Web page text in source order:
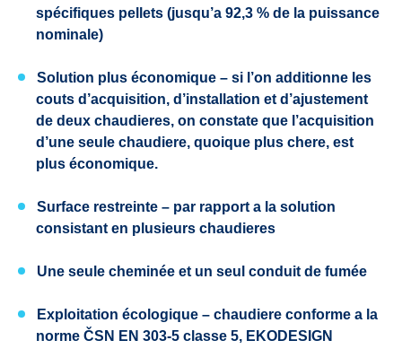
spécifiques pellets (jusqu’a 92,3 % de la puissance
nominale)
Solution plus économique – si l’on additionne les
couts d’acquisition, d’installation et d’ajustement
de deux chaudieres, on constate que l’acquisition
d’une seule chaudiere, quoique plus chere, est
plus économique.
Surface restreinte – par rapport a la solution
consistant en plusieurs chaudieres
Une seule cheminée et un seul conduit de fumée
Exploitation écologique – chaudiere conforme a la
norme ČSN EN 303-5 classe 5, EKODESIGN